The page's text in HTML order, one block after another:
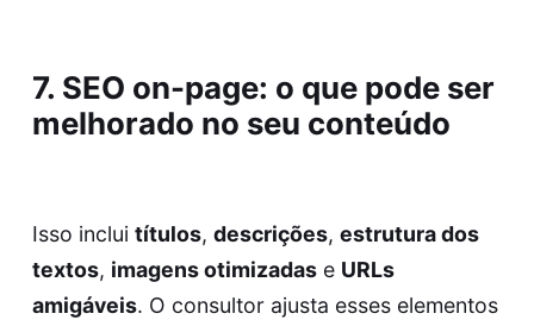
7. SEO on-page: o que pode ser
melhorado no seu conteúdo
Isso inclui títulos, descrições, estrutura dos
textos, imagens otimizadase URLs
amigáveis. O consultor ajusta esses elementos